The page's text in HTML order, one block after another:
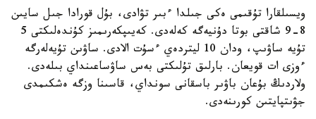
ويسىلقارا تۇقىمى ەكى جىلدا ءبىر تۋادى، بۇل قورادا جىل سايىن
8-9 شاقتى بوتا دۇنيەگە كەلەدى. كەيىپكەرىمىز كۇندەلىكتى 5
تۇيە ساۋىپ، ودان 10 ليتردەي ءسۇت الادى. ساۋىن تۇيەلەرگە
ءوزى ات قويعان. بارلىق تۇلىكتى بەس ساۋساعىنداي بىلەدى.
ولاردىڭ بۇعان باۋىر باسقانى سونداي، قاسىنا وزگە ەشكىمدى
جۋىتپايتىن كورىنەدى.